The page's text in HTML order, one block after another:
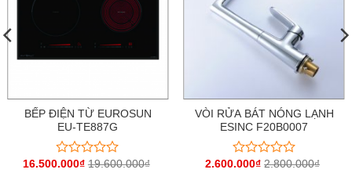
BẾP ĐIỆN TỪ EUROSUN
EU-TE887G
Được
16.500.000₫ 19.600.000₫
VÒI RỬA BÁT NÓNG LẠNH
ESINC F20B0007
Được
2.600.000₫ 2.800.000₫